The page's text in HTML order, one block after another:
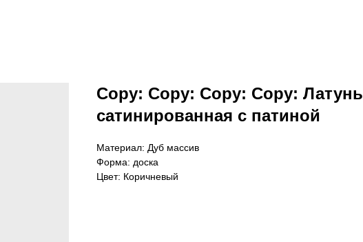
Copy: Copy: Copy: Copy: Латунь
сатинированная с патиной
Материал: Дуб массив
Форма: доска
Цвет: Коричневый